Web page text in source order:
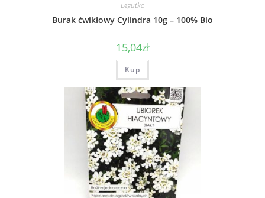
Legutko
Burak ćwikłowy Cylindra 10g – 100% Bio
15,04zł
Kup